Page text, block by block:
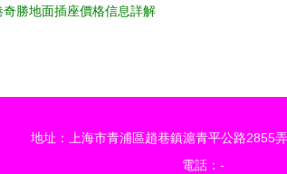
奇勝地面插座價格信息詳解
地址：上海市青浦區趙巷鎮滬青平公路2855
電話：-